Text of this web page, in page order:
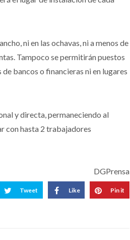
ni en las ochavas, ni a menos de
Tampoco se permitirán puestos
bancos o financieras ni en lugares
y directa, permaneciendo al
con hasta 2 trabajadores
DGPrensa
Tweet Like Pin it